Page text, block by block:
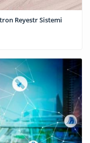
Reyestr Sistemi